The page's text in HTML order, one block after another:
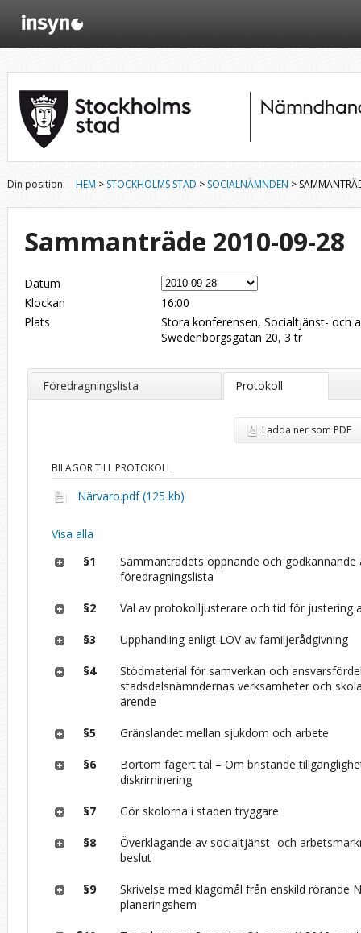
Din position: HEM > STOCKHOLMS STAD > SOCIALNÄMNDEN >
Sammanträde 2010-09-28
Datum
Klockan
16:00
Plats
Stora konferensen, Socialtjänst- och
Swedenborgsgatan 20, 3 tr
Föredragningslista Protokoll
Ladda ner som PDF
BILAGOR TILL PROTOKOLL
Närvaro.pdf (125 kb)
Visa alla
§1
Sammanträdets öppnande och godkännande
föredragningslista
§2 Val av protokolljusterare och tid för justering
§3 Upphandling enligt LOV av familjerådgivning
§4
Stödmaterial för samverkan och
stadsdelsnämndernas verksamheter och
ärende
§5 Gränslandet mellan sjukdom och arbete
§6
Bortom fagert tal – Om bristande
diskriminering
§7 Gör skolorna i staden tryggare
§8
Överklagande av socialtjänst- och
beslut
§9
Skrivelse med klagomål från enskild rörande
planeringshem